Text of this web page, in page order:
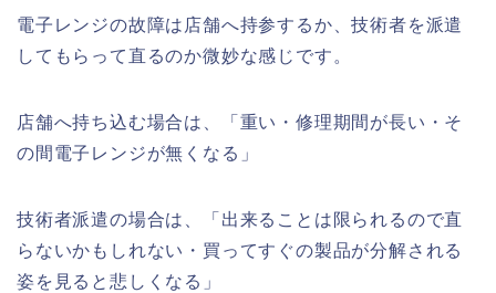
電子レンジの故障は店舗へ持参するか、技術者を派遣
してもらって直るのか微妙な感じです。
店舗へ持ち込む場合は、「重い・修理期間が長い・そ
の間電子レンジが無くなる」
技術者派遣の場合は、「出来ることは限られるので直
らないかもしれない・買ってすぐの製品が分解される
姿を見ると悲しくなる」